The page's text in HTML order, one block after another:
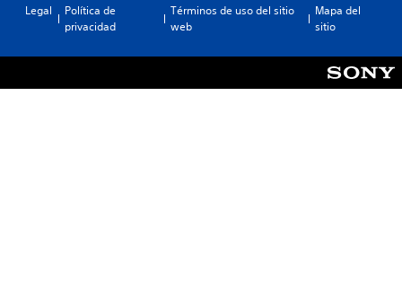
Legal
Política de
privacidad
Términos de uso del sitio
web
Mapa del
sitio